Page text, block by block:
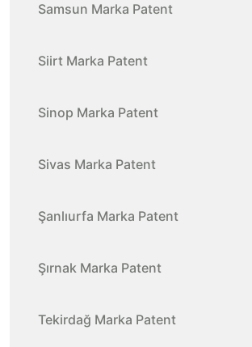
Samsun Marka Patent
Siirt Marka Patent
Sinop Marka Patent
Sivas Marka Patent
Şanlıurfa Marka Patent
Şırnak Marka Patent
Tekirdağ Marka Patent